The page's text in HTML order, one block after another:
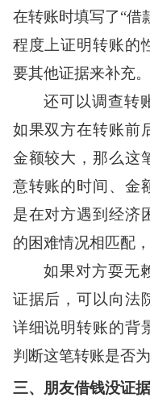
在转账时填写了“借
程度上证明转账的
要其他证据来补充。
还可以调查转
如果双方在转账前
金额较大，那么这
意转账的时间、金
是在对方遇到经济
的困难情况相匹配
如果对方耍无
证据后，可以向法
详细说明转账的背
判断这笔转账是否为
三、朋友借钱没证